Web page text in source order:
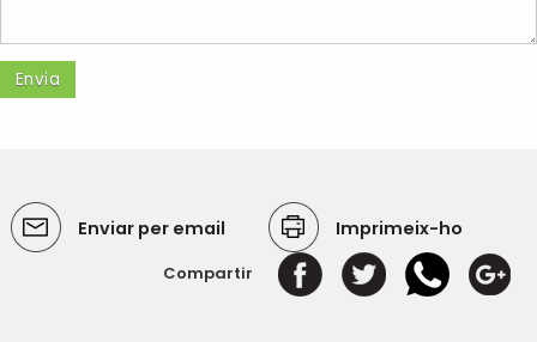
Enviar per email Imprimeix-ho
Compartir